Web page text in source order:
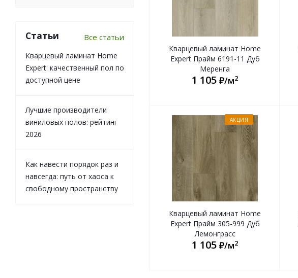
Кварцевый ламинат Home
Expert Прайм 6191-11 Дуб
Меренга
1 105 ₽/м2
АКЦИЯ
Кварцевый ламинат Home
Expert Прайм 305-999 Дуб
Лемонграсс
1 105 ₽/м2
Статьи Все статьи
Кварцевый ламинат Home
Expert: качественный пол по
доступной цене
Лучшие производители
виниловых полов: рейтинг
2026
Как навести порядок раз и
навсегда: путь от хаоса к
свободному пространству